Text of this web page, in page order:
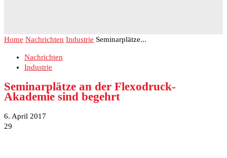
Home Nachrichten Industrie Seminarplätze...
Nachrichten
Industrie
Seminarplätze an der Flexodruck-
Akademie sind begehrt
6. April 2017
29